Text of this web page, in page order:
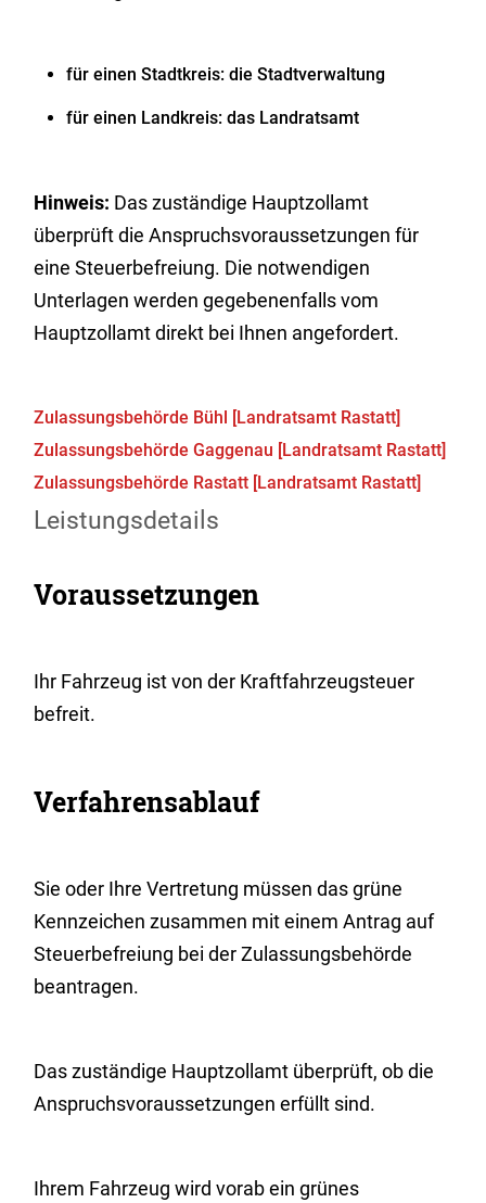
für einen Stadtkreis: die Stadtverwaltung
für einen Landkreis: das Landratsamt
Hinweis: Das zuständige Hauptzollamt
überprüft die Anspruchsvoraussetzungen für
eine Steuerbefreiung. Die notwendigen
Unterlagen werden gegebenenfalls vom
Hauptzollamt direkt bei Ihnen angefordert.
Zulassungsbehörde Bühl [Landratsamt Rastatt]
Zulassungsbehörde Gaggenau [Landratsamt Rastatt]
Zulassungsbehörde Rastatt [Landratsamt Rastatt]
Leistungsdetails
Voraussetzungen
Ihr Fahrzeug ist von der Kraftfahrzeugsteuer
befreit.
Verfahrensablauf
Sie oder Ihre Vertretung müssen das grüne
Kennzeichen zusammen mit einem Antrag auf
Steuerbefreiung bei der Zulassungsbehörde
beantragen.
Das zuständige Hauptzollamt überprüft, ob die
Anspruchsvoraussetzungen erfüllt sind.
Ihrem Fahrzeug wird vorab ein grünes